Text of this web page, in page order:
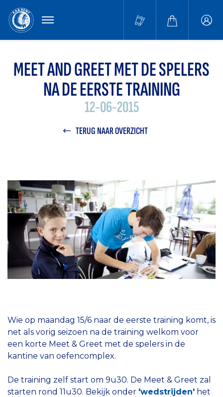
MENU
MEET AND GREET MET DE SPELERS
NA DE EERSTE TRAINING
12-06-2015
TERUG NAAR OVERZICHT
Wie op maandag 15/6 naar de eerste training komt, is
net als vorig seizoen na de training welkom voor
een korte Meet & Greet met de spelers in de
kantine van oefencomplex.
De training zelf start om 9u30. De Meet & Greet zal
starten rond 11u30. Bekijk onder 'wedstrijden' het